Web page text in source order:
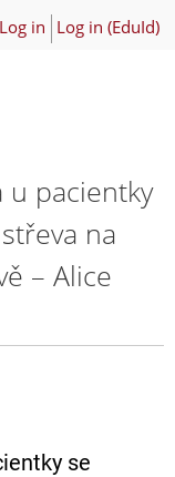
Log in Log in (EduId)
u pacientky
na
– Alice
se